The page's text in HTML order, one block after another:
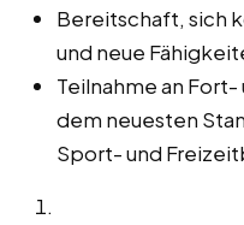
Bereitschaft, sich
und neue
Teilnahme an
dem neuesten
Sport- und